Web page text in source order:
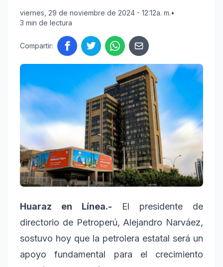
viernes, 29 de noviembre de 2024 - 12:12a. m.•
3 min de lectura
Compartir:
Huaraz en Línea.-
El presidente de
directorio de Petroperú, Alejandro Narváez,
sostuvo hoy que la petrolera estatal será un
apoyo fundamental para el crecimiento